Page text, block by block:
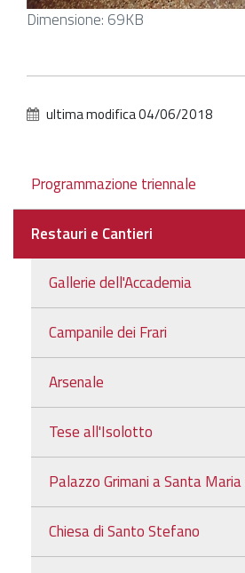
Clicca
alle
Dimensione: 69KB
ultima modifica04/06/2018
Navigazione
Programmazione triennale
Restauri e Cantieri
Gallerie dell'Accademia
Campanile dei Frari
Arsenale
Tese all'Isolotto
Palazzo Grimani a Santa
Chiesa di Santo Stefano